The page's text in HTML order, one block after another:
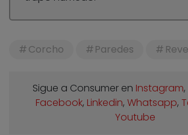
Corcho Paredes
Sigue a Consumer en Instagram,
Facebook, Linkedin, Whatsapp,
Youtube